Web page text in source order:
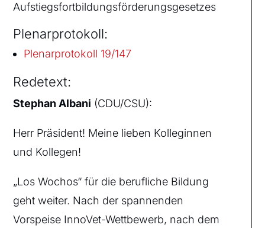
Aufstiegsfortbildungsförderungsgesetzes
Plenarprotokoll:
Plenarprotokoll 19/147
Redetext:
Stephan Albani (CDU/CSU):
Herr Präsident! Meine lieben Kolleginnen
und Kollegen!
„Los Wochos“ für die berufliche Bildung
geht weiter. Nach der spannenden
Vorspeise InnoVet-Wettbewerb, nach dem